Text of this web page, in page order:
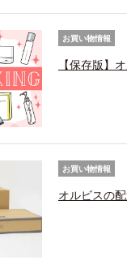
お買い物情報
【保存版】
お買い物情報
オルビスの